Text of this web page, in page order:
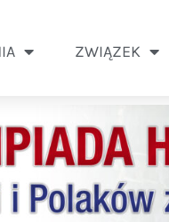
ZWIĄZEK